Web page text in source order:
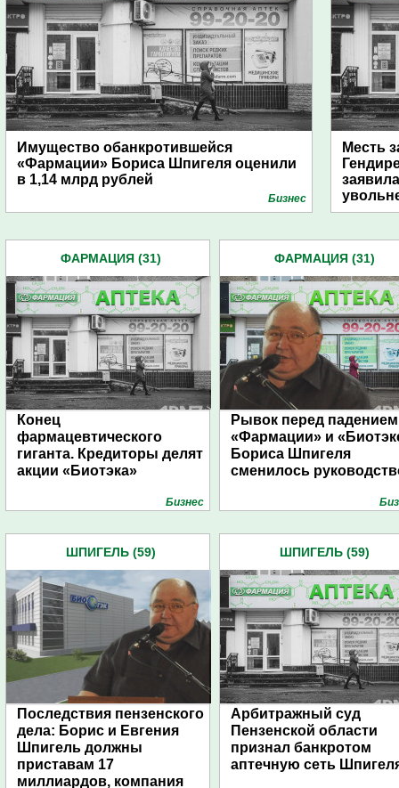
Имущество обанкротившейся
«Фармации» Бориса Шпигеля оценили
в 1,14 млрд рублей
Бизнес
Месть
ФАРМАЦИЯ (31)
Конец
фармацевтического
гиганта. Кредиторы делят
акции «Биотэка»
Бизнес
ФАРМАЦИЯ (31)
Рывок перед
«Фармации» и
Бориса Шпигеля
сменилось
ШПИГЕЛЬ (59)
Последствия пензенского
дела: Борис и Евгения
Шпигель должны
приставам 17
миллиардов, компания
ШПИГЕЛЬ (59)
Арбитражный суд
Пензенской области
признал банкротом
аптечную сеть